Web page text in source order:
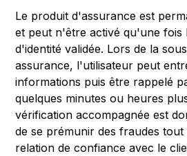
Le produit d'assurance est
et peut n'être activé qu'une fois
d'identité validée. Lors de la
assurance, l'utilisateur peut
informations puis être rappelé
quelques minutes ou heures
vérification accompagnée est
de se prémunir des fraudes tout
relation de confiance avec le